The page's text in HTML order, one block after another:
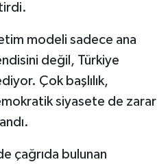
modeli sadece ana
değil, Türkiye
Çok başlılık,
siyasete de zarar
çağrıda bulunan